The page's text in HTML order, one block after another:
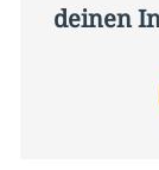
deinen